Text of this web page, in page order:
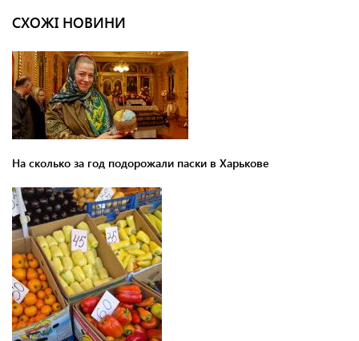
СХОЖІ НОВИНИ
На сколько за год подорожали паски в Харькове